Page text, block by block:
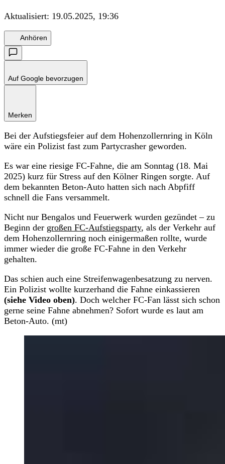
Aktualisiert: 19.05.2025, 19:36
Anhören
Auf Google bevorzugen
Merken
Bei der Aufstiegsfeier auf dem Hohenzollernring in Köln
wäre ein Polizist fast zum Partycrasher geworden.
Es war eine riesige FC-Fahne, die am Sonntag (18. Mai
2025) kurz für Stress auf den Kölner Ringen sorgte. Auf
dem bekannten Beton-Auto hatten sich nach Abpfiff
schnell die Fans versammelt.
Nicht nur Bengalos und Feuerwerk wurden gezündet – zu
Beginn der großen FC-Aufstiegsparty, als der Verkehr auf
dem Hohenzollernring noch einigermaßen rollte, wurde
immer wieder die große FC-Fahne in den Verkehr
gehalten.
Das schien auch eine Streifenwagenbesatzung zu nerven.
Ein Polizist wollte kurzerhand die Fahne einkassieren
(siehe Video oben). Doch welcher FC-Fan lässt sich schon
gerne seine Fahne abnehmen? Sofort wurde es laut am
Beton-Auto. (mt)